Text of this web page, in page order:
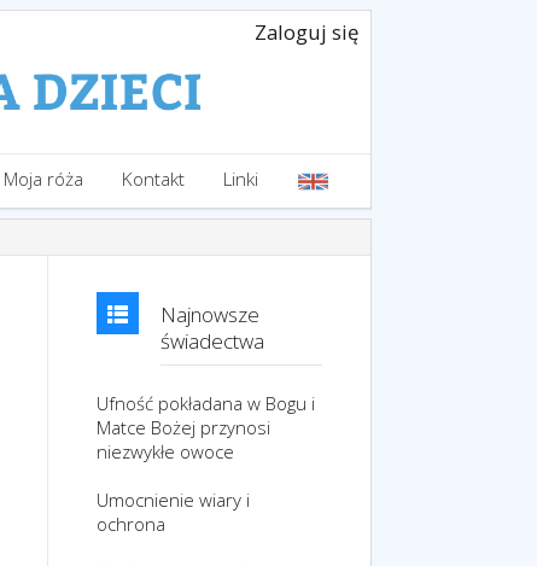
Zaloguj się
Moja róża Kontakt Linki
Najnowsze
świadectwa
Ufność pokładana w Bogu i
Matce Bożej przynosi
niezwykłe owoce
Umocnienie wiary i
ochrona